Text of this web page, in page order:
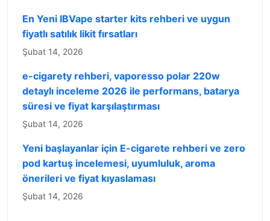
En Yeni IBVape starter kits rehberi ve uygun
fiyatlı satılık likit fırsatları
Şubat 14, 2026
e-cigarety rehberi, vaporesso polar 220w
detaylı inceleme 2026 ile performans, batarya
süresi ve fiyat karşılaştırması
Şubat 14, 2026
Yeni başlayanlar için E-cigarete rehberi ve zero
pod kartuş incelemesi, uyumluluk, aroma
önerileri ve fiyat kıyaslaması
Şubat 14, 2026